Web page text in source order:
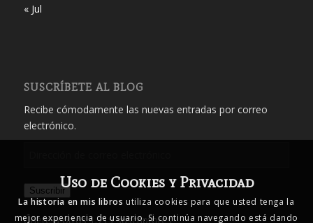
« Jul
SUSCRÍBETE AL BLOG
Recibe cómodamente las nuevas entradas por correo
electrónico.
correo
electrónico
Suscribir
Únete a otros 1.719 suscriptores
Uso de Cookies y Privacidad
La historia en mis libros utiliza cookies para que usted tenga la
mejor experiencia de usuario. Si continúa navegando está dando